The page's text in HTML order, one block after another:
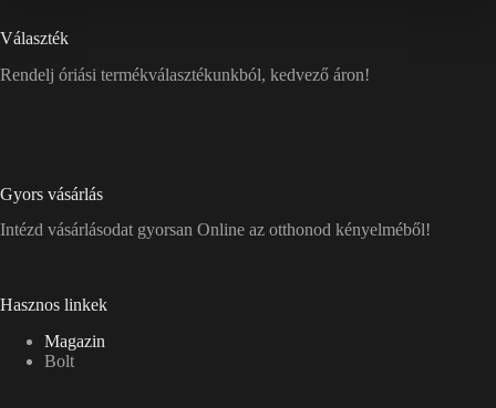
Választék
Rendelj óriási termékválasztékunkból, kedvező áron!
Gyors vásárlás
Intézd vásárlásodat gyorsan Online az otthonod kényelméből!
Hasznos linkek
Magazin
Bolt